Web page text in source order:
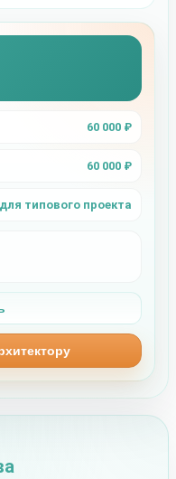
60 000 ₽
60 000 ₽
типового проекта